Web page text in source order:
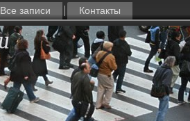
Все записи Контакты